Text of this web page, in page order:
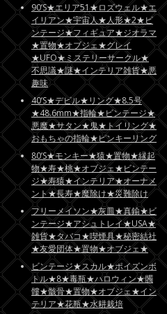
90’S★エリア51★ロズウェル★エ
イリアン★宇宙人★人形★2★ビ
ンテージ★フィギュア★ジオラマ
★置物★オブジェ★グレイ
★UFO★ミステリーサークル★
不思議★謎★インテリア雑貨★悪
趣味
40’S★デビル★リング★8.5号
★48.6mm★指輪★ビンテージ★
悪魔★サタン★鬼★トイリング★
おもちゃの指輪★ピンキーリング
80’S★モンキー★猿★置物★縁起
物★寿★桃★オブジェ★ビンテー
ジ★寿猿★インテリア★オーナメ
ント★長寿★魔除け★災難除け
フリーメイソン★灰皿★真鍮★ビ
ンテージ★アシュトレイ★USA★
雑貨★タバコ★喫煙具★秘密結社
★友愛団体★置物★オブジェ★
ビンテージ★スカル★ポイズンボ
トル★8★毒瓶★ハロウィン★髑
髏★骸骨★置物★オブジェ★イン
テリア★花瓶★水耕栽培